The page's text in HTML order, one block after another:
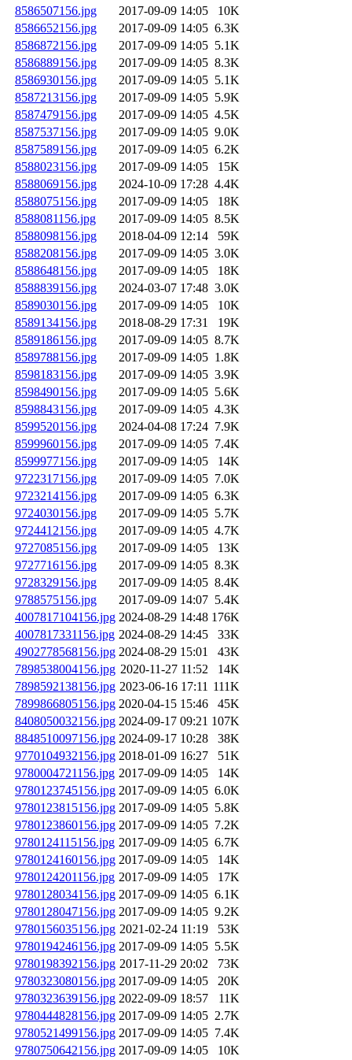
8586507156.jpg
2017-09-09 14:05
10K
8586652156.jpg
2017-09-09 14:05 6.3K
8586872156.jpg
2017-09-09 14:05 5.1K
8586889156.jpg
2017-09-09 14:05 8.3K
8586930156.jpg
2017-09-09 14:05 5.1K
8587213156.jpg
2017-09-09 14:05 5.9K
8587479156.jpg
2017-09-09 14:05 4.5K
8587537156.jpg
2017-09-09 14:05 9.0K
8587589156.jpg
2017-09-09 14:05 6.2K
8588023156.jpg
2017-09-09 14:05
15K
8588069156.jpg
2024-10-09 17:28 4.4K
8588075156.jpg
2017-09-09 14:05
18K
8588081156.jpg
2017-09-09 14:05 8.5K
8588098156.jpg
2018-04-09 12:14
59K
8588208156.jpg
2017-09-09 14:05 3.0K
8588648156.jpg
2017-09-09 14:05
18K
8588839156.jpg
2024-03-07 17:48 3.0K
8589030156.jpg
2017-09-09 14:05
10K
8589134156.jpg
2018-08-29 17:31
19K
8589186156.jpg
2017-09-09 14:05 8.7K
8589788156.jpg
2017-09-09 14:05 1.8K
8598183156.jpg
2017-09-09 14:05 3.9K
8598490156.jpg
2017-09-09 14:05 5.6K
8598843156.jpg
2017-09-09 14:05 4.3K
8599520156.jpg
2024-04-08 17:24 7.9K
8599960156.jpg
2017-09-09 14:05 7.4K
8599977156.jpg
2017-09-09 14:05
14K
9722317156.jpg
2017-09-09 14:05 7.0K
9723214156.jpg
2017-09-09 14:05 6.3K
9724030156.jpg
2017-09-09 14:05 5.7K
9724412156.jpg
2017-09-09 14:05 4.7K
9727085156.jpg
2017-09-09 14:05
13K
9727716156.jpg
2017-09-09 14:05 8.3K
9728329156.jpg
2017-09-09 14:05 8.4K
9788575156.jpg
2017-09-09 14:07 5.4K
4007817104156.jpg 2024-08-29 14:48 176K
4007817331156.jpg 2024-08-29 14:45
33K
4902778568156.jpg 2024-08-29 15:01
43K
7898538004156.jpg 2020-11-27 11:52
14K
7898592138156.jpg 2023-06-16 17:11 111K
7899866805156.jpg 2020-04-15 15:46
45K
8408050032156.jpg 2024-09-17 09:21 107K
8848510097156.jpg 2024-09-17 10:28
38K
9770104932156.jpg 2018-01-09 16:27
51K
9780004721156.jpg 2017-09-09 14:05
14K
9780123745156.jpg 2017-09-09 14:05 6.0K
9780123815156.jpg 2017-09-09 14:05 5.8K
9780123860156.jpg 2017-09-09 14:05 7.2K
9780124115156.jpg 2017-09-09 14:05 6.7K
9780124160156.jpg 2017-09-09 14:05
14K
9780124201156.jpg 2017-09-09 14:05
17K
9780128034156.jpg 2017-09-09 14:05 6.1K
9780128047156.jpg 2017-09-09 14:05 9.2K
9780156035156.jpg 2021-02-24 11:19
53K
9780194246156.jpg 2017-09-09 14:05 5.5K
9780198392156.jpg 2017-11-29 20:02
73K
9780323080156.jpg 2017-09-09 14:05
20K
9780323639156.jpg 2022-09-09 18:57
11K
9780444828156.jpg 2017-09-09 14:05 2.7K
9780521499156.jpg 2017-09-09 14:05 7.4K
9780750642156.jpg 2017-09-09 14:05
10K